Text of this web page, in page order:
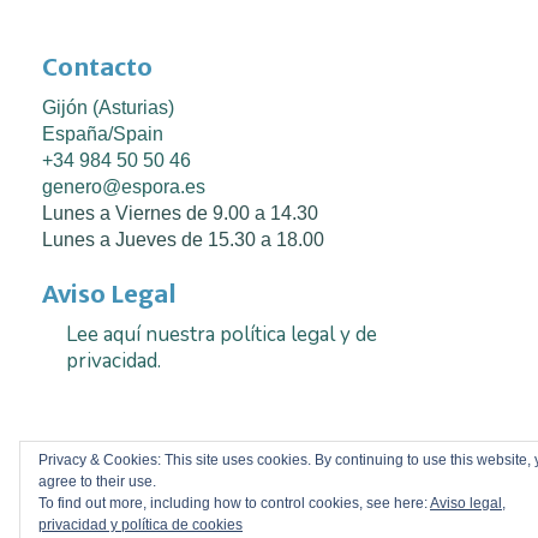
Contacto
Gijón (Asturias)
España/Spain
+34 984 50 50 46
genero@espora.es
Lunes a Viernes de 9.00 a 14.30
Lunes a Jueves de 15.30 a 18.00
Aviso Legal
Lee aquí nuestra política legal y de
privacidad.
Simple Business byNimbus Themes
Powered by
Privacy & Cookies: This site uses cookies. By continuing to use this website,
agree to their use.
To find out more, including how to control cookies, see here:Aviso legal,
privacidad y política de cookies